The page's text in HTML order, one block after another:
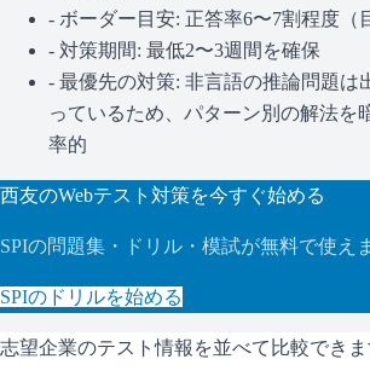
- ボーダー目安: 正答率6〜7割程度（
- 対策期間: 最低2〜3週間を確保
- 最優先の対策: 非言語の推論問題は
っているため、パターン別の解法を
率的
西友のWebテスト対策を今すぐ始める
SPIの問題集・ドリル・模試が無料で使え
SPIのドリルを始める
志望企業のテスト情報を並べて比較できま